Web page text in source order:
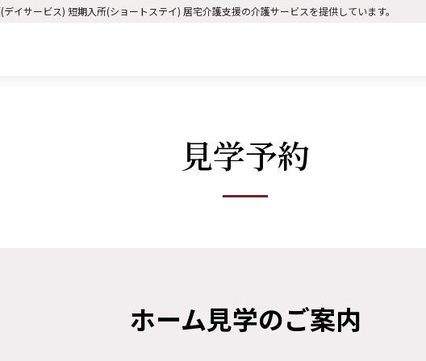
イサービス) 短期入所(ショートステイ) 居宅介護支援の介護サービスを提供しています。
見学予約
ホーム見学のご案内